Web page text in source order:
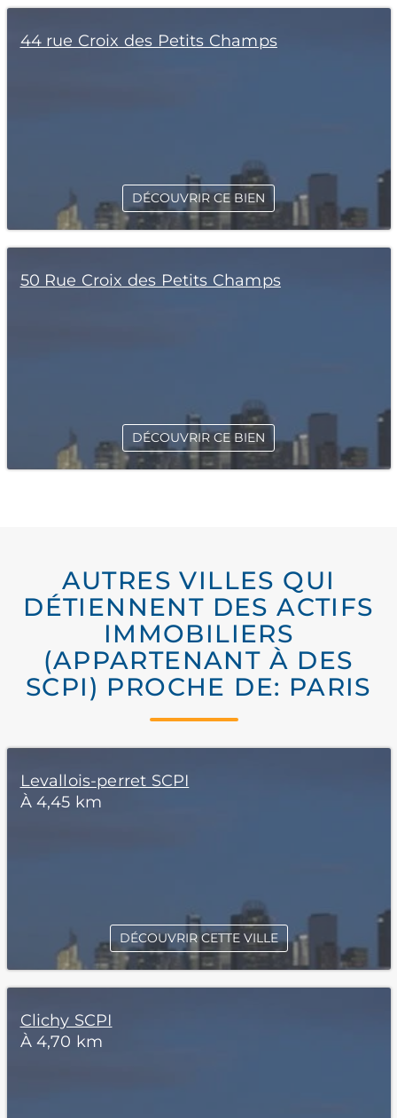
44 rue Croix des Petits Champs
DÉCOUVRIR CE BIEN
50 Rue Croix des Petits Champs
DÉCOUVRIR CE BIEN
AUTRES VILLES QUI
DÉTIENNENT DES ACTIFS
IMMOBILIERS
(APPARTENANT À DES
SCPI) PROCHE DE: PARIS
Levallois-perret SCPI
À 4,45 km
DÉCOUVRIR CETTE VILLE
Clichy SCPI
À 4,70 km